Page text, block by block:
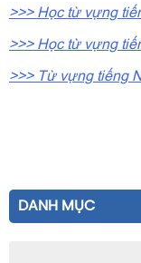
>>> Học từ vựng
>>> Học từ vựng
>>> Từ vựng tiếng
DANH MỤC